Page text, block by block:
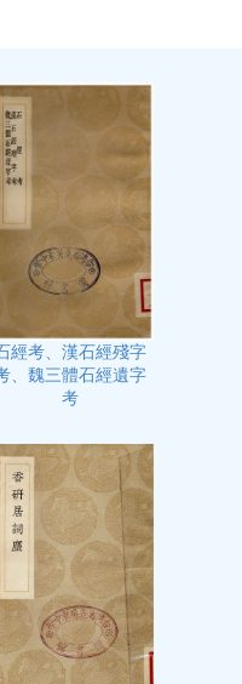
經考、漢石經殘字
、魏三體石經遺字
考